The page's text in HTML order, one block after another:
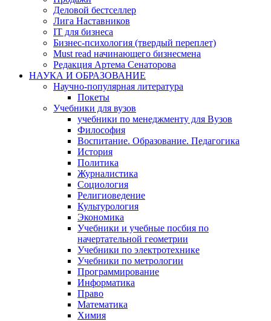
Деловой бестселлер
Лига Наставников
IT для бизнеса
Бизнес-психология (твердый переплет)
Must read начинающего бизнесмена
Редакция Артема Сенаторова
НАУКА И ОБРАЗОВАНИЕ
Научно-популярная литература
Покеты
Учебники для вузов
учебники по менеджменту для Вузов
Философия
Воспитание. Образование. Педагогика
История
Политика
Журналистика
Социология
Религиоведение
Культурология
Экономика
Учебники и учебные посбия по
начертательной геометрии
Учебники по электротехнике
Учебники по метрологии
Программирование
Информатика
Право
Математика
Химия